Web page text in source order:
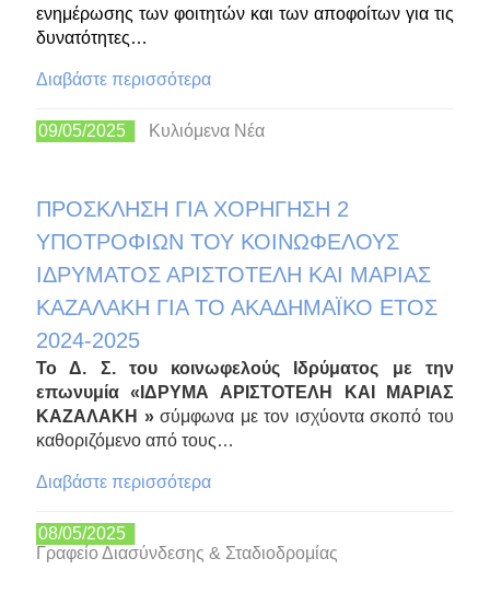
ενημέρωσης των φοιτητών και των αποφοίτων για τις
δυνατότητες…
Διαβάστε περισσότερα
09/05/2025 Κυλιόμενα Νέα
ΠΡΟΣΚΛΗΣΗ ΓΙΑ ΧΟΡΗΓΗΣΗ 2
ΥΠΟΤΡΟΦΙΩΝ ΤΟΥ ΚΟΙΝΩΦΕΛΟΥΣ
ΙΔΡΥΜΑΤΟΣ ΑΡΙΣΤΟΤΕΛΗ ΚΑΙ ΜΑΡΙΑΣ
ΚΑΖΑΛΑΚΗ ΓΙΑ ΤΟ ΑΚΑΔΗΜΑΪΚΟ ΕΤΟΣ
2024-2025
Το Δ. Σ. του κοινωφελούς Ιδρύματος με την
επωνυμία «ΙΔΡΥΜΑ ΑΡΙΣΤΟΤΕΛΗ ΚΑΙ ΜΑΡΙΑΣ
ΚΑΖΑΛΑΚΗ »σύμφωνα με τον ισχύοντα σκοπό του
καθοριζόμενο από τους…
Διαβάστε περισσότερα
08/05/2025
Γραφείο Διασύνδεσης & Σταδιοδρομίας